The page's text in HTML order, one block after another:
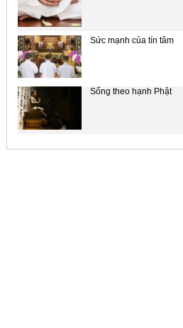
Sức mạnh của tín tâm
Sống theo hạnh Phật